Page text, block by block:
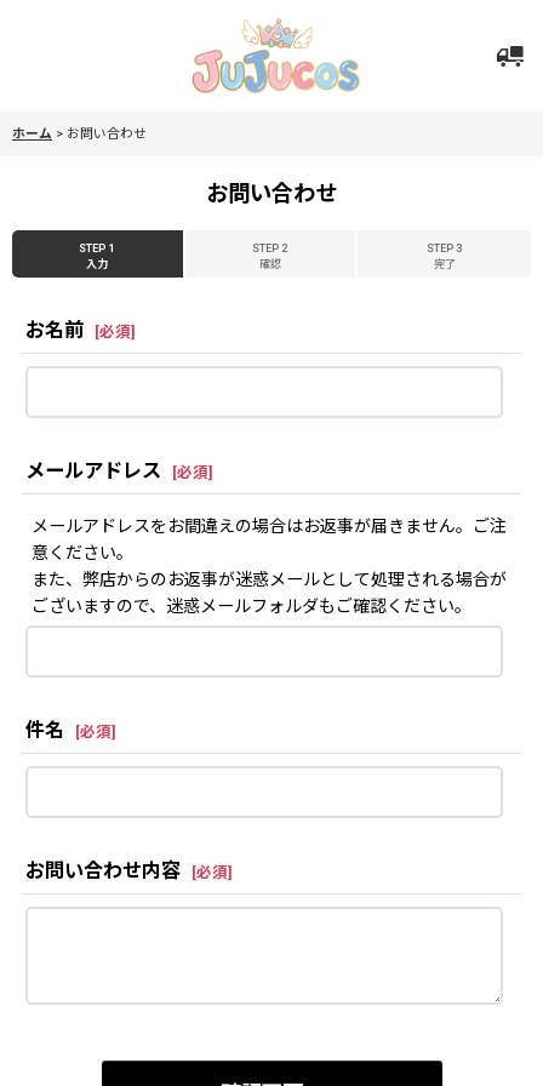
ホーム > お問い合わせ
お問い合わせ
STEP 1
入力
STEP 2
確認
STEP 3
完了
お名前 [必須]
メールアドレス [必須]
メールアドレスをお間違えの場合はお返事が届きません。ご注
意ください。
また、弊店からのお返事が迷惑メールとして処理される場合が
ございますので、迷惑メールフォルダもご確認ください。
件名 [必須]
お問い合わせ内容 [必須]